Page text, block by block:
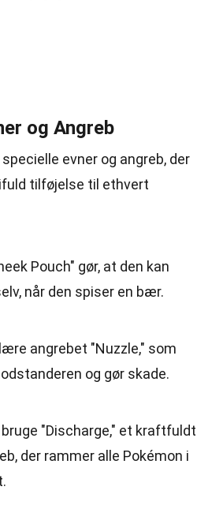
og Angreb
evner og angreb, der
tilføjelse til ethvert
Pouch" gør, at den kan
når den spiser en bær.
angrebet "Nuzzle," som
og gør skade.
bruge "Discharge," et kraftfuldt
der rammer alle Pokémon i